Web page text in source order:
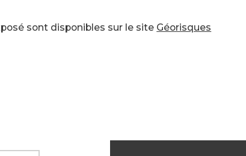
sont disponibles sur le site Géorisques